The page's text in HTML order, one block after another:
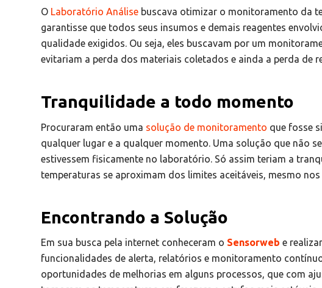
O Laboratório Análise buscava otimizar o monitoramento da
garantisse que todos seus insumos e demais reagentes
qualidade exigidos. Ou seja, eles buscavam por um
evitariam a perda dos materiais coletados e ainda a perda de
Tranquilidade a todo momento
Procuraram então uma solução de monitoramento que fosse
qualquer lugar e a qualquer momento. Uma solução que não
estivessem fisicamente no laboratório. Só assim teriam a
temperaturas se aproximam dos limites aceitáveis, mesmo
Encontrando a Solução
Em sua busca pela internet conheceram o Sensorweb e
funcionalidades de alerta, relatórios e monitoramento
oportunidades de melhorias em alguns processos, que com